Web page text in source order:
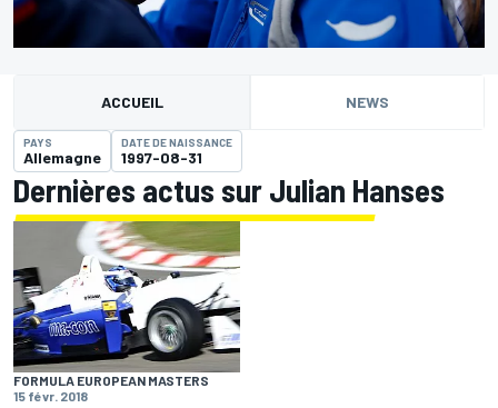
ACCUEIL NEWS
PAYS
Allemagne
DATE DE NAISSANCE
1997-08-31
Dernières actus sur Julian Hanses
FORMULA EUROPEAN MASTERS
15 févr. 2018